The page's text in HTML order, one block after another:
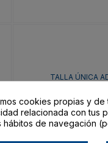
TALLA ÚNICA
cookies propias y
relacionada con tus
hábitos de navegación